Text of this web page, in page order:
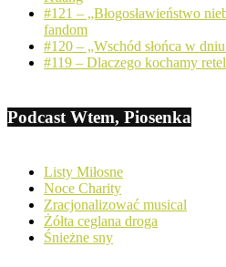
#121 – „Błogosławieństwo
fandom
#120 – „Wschód słońca w
#119 – Dlaczego kochamy
Podcast Wtem, Piosenka
Listy Miłosne
Noce Charity
Zracjonalizować musical
Żółta ceglana droga
Śnieżne sny